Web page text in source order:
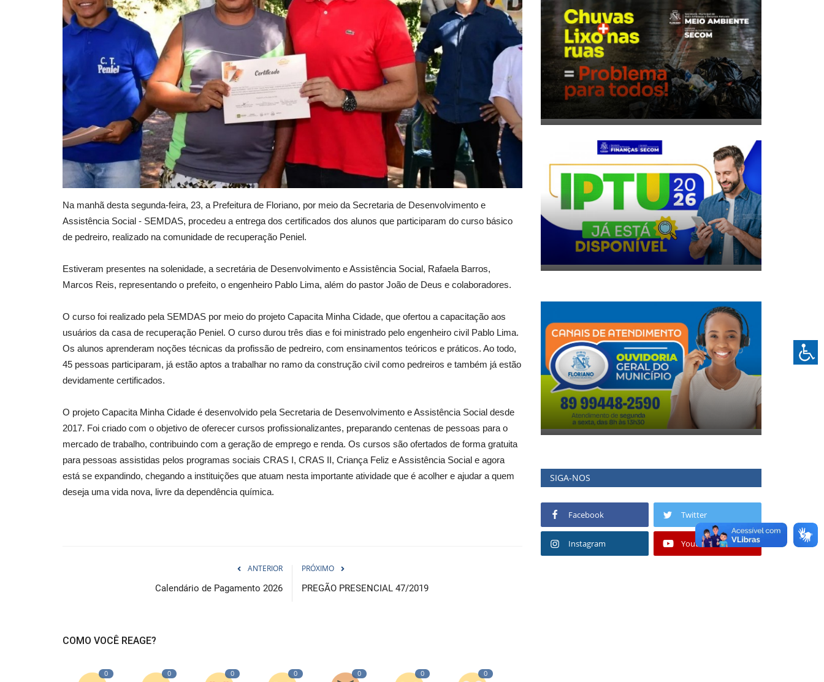
Na manhã desta segunda-feira, 23, a Prefeitura de Floriano, por meio da Secretaria de Desenvolvimento e
Assistência Social - SEMDAS, procedeu a entrega dos certificados dos alunos que participaram do curso básico
de pedreiro, realizado na comunidade de recuperação Peniel.
Estiveram presentes na solenidade, a secretária de Desenvolvimento e Assistência Social, Rafaela Barros,
Marcos Reis, representando o prefeito, o engenheiro Pablo Lima, além do pastor João de Deus e colaboradores.
O curso foi realizado pela SEMDAS por meio do projeto Capacita Minha Cidade, que ofertou a capacitação aos
usuários da casa de recuperação Peniel. O curso durou três dias e foi ministrado pelo engenheiro civil Pablo Lima.
Os alunos aprenderam noções técnicas da profissão de pedreiro, com ensinamentos teóricos e práticos. Ao todo,
45 pessoas participaram, já estão aptos a trabalhar no ramo da construção civil como pedreiros e também já estão
devidamente certificados.
O projeto Capacita Minha Cidade é desenvolvido pela Secretaria de Desenvolvimento e Assistência Social desde
2017. Foi criado com o objetivo de oferecer cursos profissionalizantes, preparando centenas de pessoas para o
mercado de trabalho, contribuindo com a geração de emprego e renda. Os cursos são ofertados de forma gratuita
para pessoas assistidas pelos programas sociais CRAS I, CRAS II, Criança Feliz e Assistência Social e agora
está se expandindo, chegando a instituições que atuam nesta importante atividade que é acolher e ajudar a quem
deseja uma vida nova, livre da dependência química.
ANTERIOR
Calendário de Pagamento 2026
PRÓXIMO
PREGÃO PRESENCIAL 47/2019
COMO VOCÊ REAGE?
0 0 0 0 0 0 0
SIGA-NOS
Facebook Twitter
Instagram Youtube